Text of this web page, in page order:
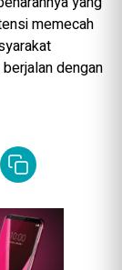
memecah
dengan